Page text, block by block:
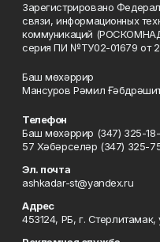
Зарегистрировано
связи, информационных
коммуникаций
серия ПИ №ТУ02-01679 от
Баш мөхәррир
Мансуров Рәмил
Телефон
Баш мөхәррир (347) 325-
57 Хәбәрселәр (347) 325-
Эл. почта
ashkadar-st@yandex.ru
Адрес
453124, РБ, г.